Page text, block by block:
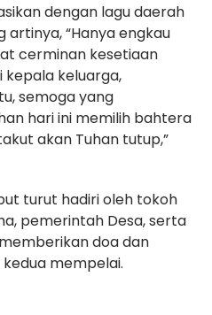
dengan lagu daerah
artinya, “Hanya engkau
cerminan kesetiaan
kepala keluarga,
semoga yang
hari ini memilih bahtera
akan Tuhan tutup,”
turut hadiri oleh tokoh
pemerintah Desa, serta
doa dan
mempelai.